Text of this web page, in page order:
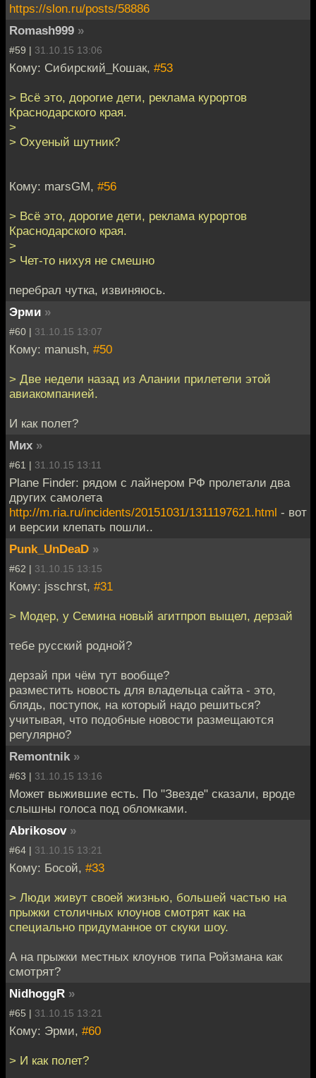
https://slon.ru/posts/58886
Romash999 »
#59 | 31.10.15 13:06
Кому: Сибирский_Кошак, #53
> Всё это, дорогие дети, реклама курортов
Краснодарского края.
>
> Охуеный шутник?
Кому: marsGM, #56
> Всё это, дорогие дети, реклама курортов
Краснодарского края.
>
> Чет-то нихуя не смешно
перебрал чутка, извиняюсь.
Эрми »
#60 | 31.10.15 13:07
Кому: manush, #50
> Две недели назад из Алании прилетели этой
авиакомпанией.
И как полет?
Мих »
#61 | 31.10.15 13:11
Plane Finder: рядом с лайнером РФ пролетали два
других самолета
http://m.ria.ru/incidents/20151031/1311197621.html - вот
и версии клепать пошли..
Punk_UnDeaD »
#62 | 31.10.15 13:15
Кому: jsschrst, #31
> Модер, у Семина новый агитпроп выщел, дерзай
тебе русский родной?
дерзай при чём тут вообще?
разместить новость для владельца сайта - это,
блядь, поступок, на который надо решиться?
учитывая, что подобные новости размещаются
регулярно?
Remontnik »
#63 | 31.10.15 13:16
Может выжившие есть. По "Звезде" сказали, вроде
слышны голоса под обломками.
Abrikosov »
#64 | 31.10.15 13:21
Кому: Босой, #33
> Люди живут своей жизнью, большей частью на
прыжки столичных клоунов смотрят как на
специально придуманное от скуки шоу.
А на прыжки местных клоунов типа Ройзмана как
смотрят?
NidhoggR »
#65 | 31.10.15 13:21
Кому: Эрми, #60
> И как полет?